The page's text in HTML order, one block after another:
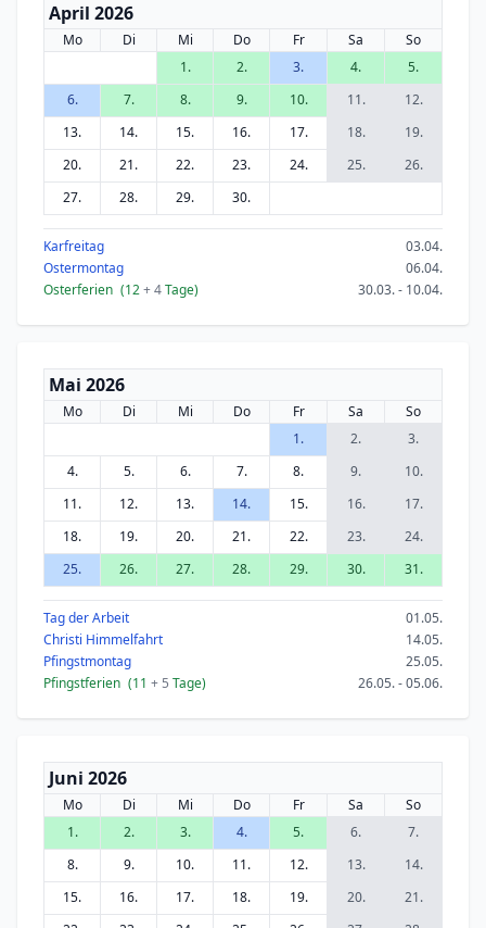
April 2026
Mo Di Mi Do Fr Sa
So
1.
2. 3. 4.
5.
6.
7. 8. 9. 10. 11.
12.
13.
14. 15. 16. 17. 18.
19.
20.
21. 22. 23. 24. 25.
26.
27.
28. 29. 30.
Karfreitag
03.04.
Ostermontag
06.04.
Osterferien (12+ 4Tage) 30.03. - 10.04.
Mai 2026
Mo Di Mi Do Fr Sa
So
1.
2.
3.
4.
5. 6. 7. 8. 9.
10.
11.
12. 13. 14. 15. 16.
17.
18.
19. 20. 21. 22. 23.
24.
25.
26. 27. 28. 29. 30. 31.
Tag der Arbeit
01.05.
Christi Himmelfahrt
14.05.
Pfingstmontag
25.05.
Pfingstferien (11 + 5 Tage) 26.05. - 05.06.
Juni 2026
Mo Di Mi Do Fr Sa
So
1.
2. 3. 4. 5. 6.
7.
8.
9. 10. 11. 12. 13.
14.
15.
16. 17. 18. 19. 20.
21.